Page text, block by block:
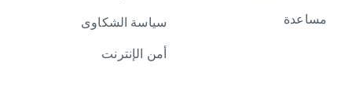
مساعدة
سياسة الشكاوى
أمن الإنترنت